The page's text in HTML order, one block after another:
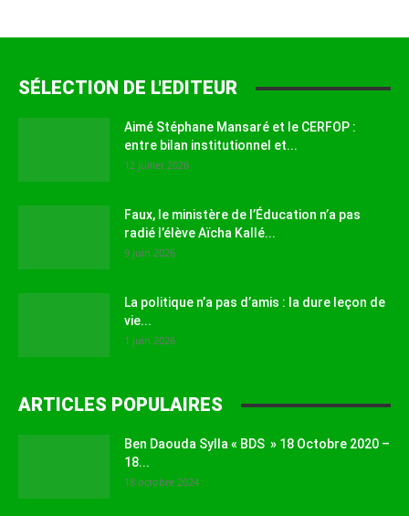
SÉLECTION DE L'EDITEUR
Aimé Stéphane Mansaré et le CERFOP :
entre bilan institutionnel et...
12 juillet 2026
Faux, le ministère de l’Éducation n’a pas
radié l’élève Aïcha Kallé...
9 juin 2026
La politique n’a pas d’amis : la dure leçon de
vie...
1 juin 2026
ARTICLES POPULAIRES
Ben Daouda Sylla « BDS » 18 Octobre 2020 –
18...
18 octobre 2024